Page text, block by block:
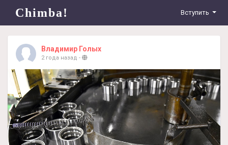
Chimba! Вступить
Владимир Голых
2 года назад -